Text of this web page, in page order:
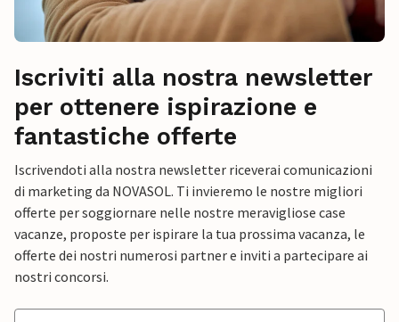
Iscriviti alla nostra newsletter
per ottenere ispirazione e
fantastiche offerte
Iscrivendoti alla nostra newsletter riceverai comunicazioni
di marketing da NOVASOL. Ti invieremo le nostre migliori
offerte per soggiornare nelle nostre meravigliose case
vacanze, proposte per ispirare la tua prossima vacanza, le
offerte dei nostri numerosi partner e inviti a partecipare ai
nostri concorsi.